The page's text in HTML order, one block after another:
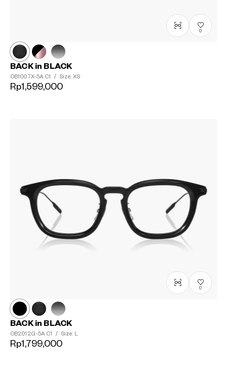
0
BACK in BLACK
OB1007X-5A C1 / Size: XS
Rp1,599,000
0
BACK in BLACK
OB2012G-5A C1 / Size: L
Rp1,799,000